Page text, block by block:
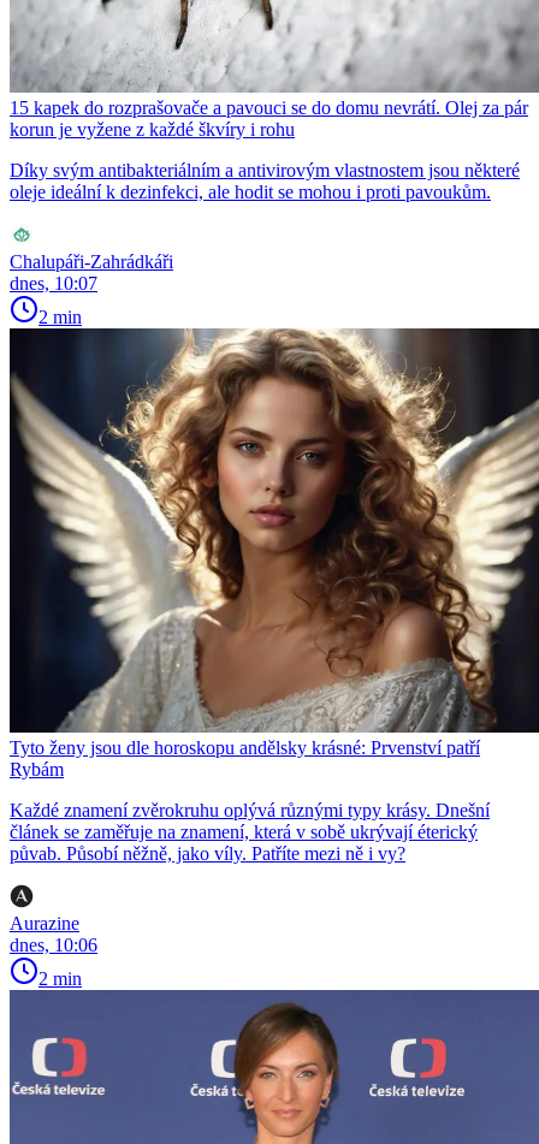
15 kapek do rozprašovače a pavouci se do domu nevrátí. Olej za pár
korun je vyžene z každé škvíry i rohu
Díky svým antibakteriálním a antivirovým vlastnostem jsou některé
oleje ideální k dezinfekci, ale hodit se mohou i proti pavoukům.
Chalupáři-Zahrádkáři
dnes, 10:07
2 min
Tyto ženy jsou dle horoskopu andělsky krásné: Prvenství patří
Rybám
Každé znamení zvěrokruhu oplývá různými typy krásy. Dnešní
článek se zaměřuje na znamení, která v sobě ukrývají éterický
půvab. Působí něžně, jako víly. Patříte mezi ně i vy?
Aurazine
dnes, 10:06
2 min